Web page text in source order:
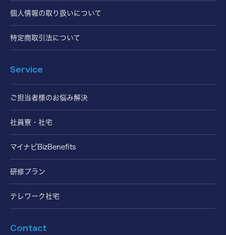
個人情報の取り扱いについて
特定商取引法について
Service
ご担当者様のお悩み解決
社員寮・社宅
マイナビBizBenefits
研修プラン
テレワーク社宅
Contact